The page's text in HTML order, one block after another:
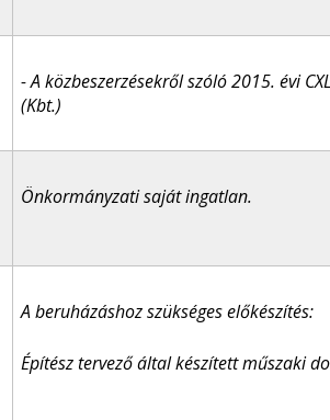
- A közbeszerzésekről szóló 2015. évi
(Kbt.)
Önkormányzati saját ingatlan.
A beruházáshoz szükséges előkészítés:
Építész tervező által készített műszaki